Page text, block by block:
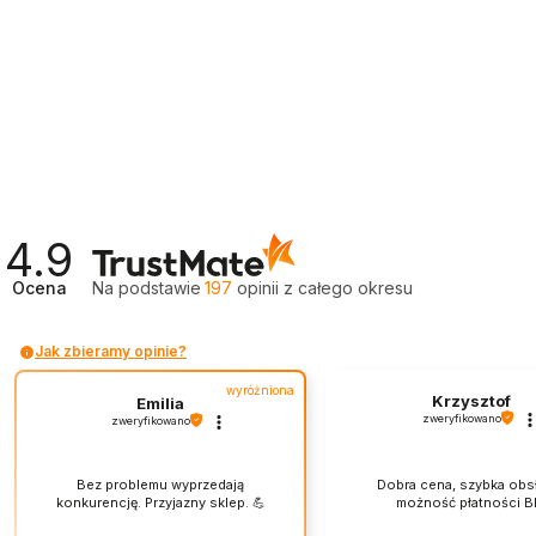
4.9
Ocena Na podstawie 197 opinii z całego okresu
Jak zbieramy opinie?
wyróżniona
Emilia
zweryfikowano
Bez problemu wyprzedają
konkurencję. Przyjazny sklep. 💪
Krzysztof
zweryfikowano
Dobra cena, szybka
możność płatności